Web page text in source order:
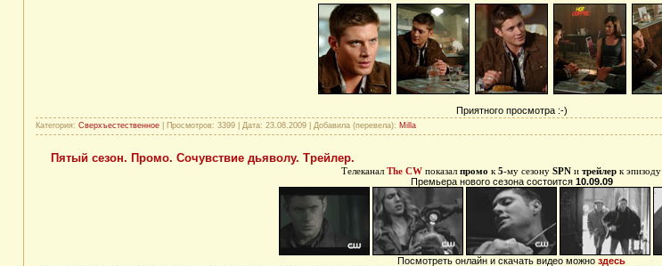
Приятного просмотра :-)
Категория: Сверхъестественное | Просмотров: 3399 | Дата: 23.08.2009 | Добавила (перевела): Milla
Пятый сезон. Промо. Сочувствие дьяволу. Трейлер.
Телеканал The CW показал промо к 5-му сезону SPNи трейлерк эпизоду
Премьера нового сезона состоится 10.09.09
Посмотреть онлайн и скачать видео можно здесь